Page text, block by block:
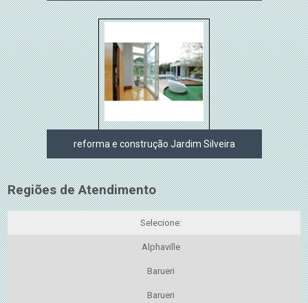
reforma e construção Jardim Silveira
Regiões de Atendimento
Selecione:
Alphaville
Barueri
Barueri